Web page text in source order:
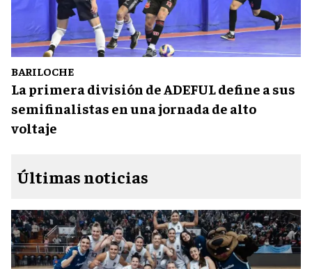
BARILOCHE
La primera división de ADEFUL define a sus
semifinalistas en una jornada de alto
voltaje
Últimas noticias